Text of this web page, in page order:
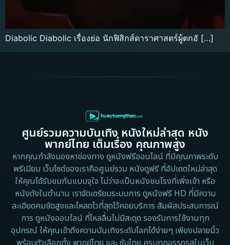
Diabolic Diabolic เรื่องย่อ นักฟิสิกส์ดาราศาสตร์ผู้ตกอั […]
ศูนย์รวมความบันเทิง หนังใหม่ล่าสุด หนัง
พากย์ไทย เต็มเรื่อง คุณภาพสูง
หากคุณกำลังมองหาช่องทาง ดูหนังฟรีออนไลน์ ที่มีคุณภาพระดับ
พรีเมียม เว็บไซต์ของเราคือศูนย์รวม หนังดูฟรี ที่อัปเดตใหม่ล่าสุด
ให้คุณได้รับชมกันแบบจุใจ ไม่ว่าจะเป็นหนังชนโรงที่เพิ่งเข้า หรือ
หนังดังในตำนาน เราจัดเตรียมระบบการ ดูหนังฟรี HD ที่มีความ
ละเอียดคมชัดสูงและโหลดไวที่สุดไว้คอยบริการ สัมผัสประสบการณ์
การ ดูหนังออนไลน์ ที่ไหลลื่นไม่มีสะดุด รองรับการใช้งานทุก
อุปกรณ์ ให้คุณเข้าถึงความบันเทิงระดับโลกได้ง่ายๆ เพียงปลายนิ้ว